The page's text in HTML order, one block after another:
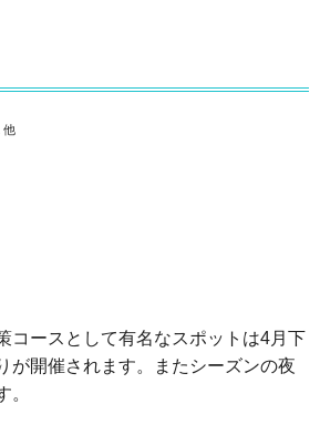
他
コースとして有名なスポットは4月下
が開催されます。またシーズンの夜
。